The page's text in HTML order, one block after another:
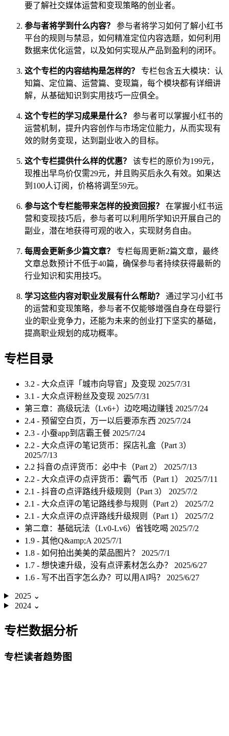
要了解社交媒体运营和变现策略的创业者。
参与者将学到什么内容？
参与者将学习如何了解小红书
平台的规则与禁忌，如何精准定位内容选题，如何利用
数据来优化运营，以及如何实现从产品到盈利的闭环。
这个专栏的内容结构是怎样的？
专栏包含五大模块：认
知篇、定位篇、运营篇、变现篇，每个模块都有详细讲
解，从基础知识到实用技巧一应俱全。
这个专栏的学习成果是什么？
参与者可以掌握小红书的
运营机制，提升内容创作与市场定位能力，从而实现有
效的财务变现，达到副业收入的目标。
这个专栏提供什么样的优惠？
该专栏的原价为199元，
现推出早鸟价仅需29元，并且购买后永久有效。如果达
到100人订阅，价格将调至59元。
参与这个专栏能带来怎样的投资回报？
在掌握小红书运
营和变现技巧后，参与者可以利用所学知识开展自己的
副业，潜在地获得可观的收入，实现财务自由。
每周会更新多少篇文章？
专栏每周更新2篇文章，最终
文章总数预计不低于40篇，确保参与者持续获得最新的
行业知识和实用技巧。
学习这些内容对职业发展有什么帮助？
通过学习小红书
的运营和变现策略，参与者不仅能够增强自身在母婴行
业的职业竞争力，还能为未来的创业打下坚实的基础，
提高职业规划的成功概率。
专栏目录
3.2 - 大众点评「城市向导官」及变现 2025/7/31
3.1 - 大众点评粉丝及变现 2025/7/31
第三章：高级玩法（Lv6+）边吃喝边赚钱 2025/7/24
2.4 - 预留空白页，万一以后要添东西 2025/7/24
2.3 - 小蚕app到店霸王餐 2025/7/24
2.2 - 大众点评の笔记货币：探店礼盒（Part 3）
2025/7/13
2.2 抖音の点评货币：必中卡（Part 2） 2025/7/13
2.2 - 大众点评の点评货币：霸气币（Part 1） 2025/7/11
2.1 - 抖音の点评路线升级规则（Part 3） 2025/7/2
2.1 - 大众点评の笔记路线参与规则（Part 2） 2025/7/2
2.1 - 大众点评の点评路线升级规则（Part 1） 2025/7/2
第二章：基础玩法（Lv0-Lv6）省钱吃喝 2025/7/2
1.9 - 其他Q&amp;A 2025/7/1
1.8 - 如何拍出美美的菜品图片？ 2025/7/1
1.7 - 想快速升级，没有点评素材怎么办？ 2025/6/27
1.6 - 写不出百字怎么办？可以用AI吗？ 2025/6/27
2025 ⌄
2024 ⌄
专栏数据分析
专栏读者趋势图